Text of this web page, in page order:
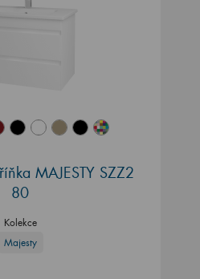
MAJESTY SZZ2
80
Kolekce
Majesty